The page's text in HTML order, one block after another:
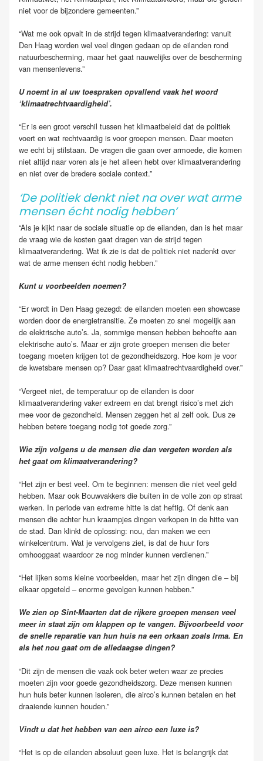
niet voor de bijzondere gemeenten.”
“Wat me ook opvalt in de strijd tegen klimaatverandering: vanuit
Den Haag worden wel veel dingen gedaan op de eilanden rond
natuurbescherming, maar het gaat nauwelijks over de bescherming
van mensenlevens.”
U noemt in al uw toespraken opvallend vaak het woord
‘klimaatrechtvaardigheid’.
“Er is een groot verschil tussen het klimaatbeleid dat de politiek
voert en wat rechtvaardig is voor groepen mensen. Daar moeten
we echt bij stilstaan. De vragen die gaan over armoede, die komen
niet altijd naar voren als je het alleen hebt over klimaatverandering
en niet over de bredere sociale context.”
‘De politiek denkt niet na over wat arme
mensen écht nodig hebben’
“Als je kijkt naar de sociale situatie op de eilanden, dan is het maar
de vraag wie de kosten gaat dragen van de strijd tegen
klimaatverandering. Wat ik zie is dat de politiek niet nadenkt over
wat de arme mensen écht nodig hebben.”
Kunt u voorbeelden noemen?
“Er wordt in Den Haag gezegd: de eilanden moeten een showcase
worden door de energietransitie. Ze moeten zo snel mogelijk aan
de elektrische auto’s. Ja, sommige mensen hebben behoefte aan
elektrische auto’s. Maar er zijn grote groepen mensen die beter
toegang moeten krijgen tot de gezondheidszorg. Hoe kom je voor
de kwetsbare mensen op? Daar gaat klimaatrechtvaardigheid over.”
“Vergeet niet, de temperatuur op de eilanden is door
klimaatverandering vaker extreem en dat brengt risico’s met zich
mee voor de gezondheid. Mensen zeggen het al zelf ook. Dus ze
hebben betere toegang nodig tot goede zorg.”
Wie zijn volgens u de mensen die dan vergeten worden als
het gaat om klimaatverandering?
“Het zijn er best veel. Om te beginnen: mensen die niet veel geld
hebben. Maar ook Bouwvakkers die buiten in de volle zon op straat
werken. In periode van extreme hitte is dat heftig. Of denk aan
mensen die achter hun kraampjes dingen verkopen in de hitte van
de stad. Dan klinkt de oplossing: nou, dan maken we een
winkelcentrum. Wat je vervolgens ziet, is dat de huur fors
omhooggaat waardoor ze nog minder kunnen verdienen.”
“Het lijken soms kleine voorbeelden, maar het zijn dingen die – bij
elkaar opgeteld – enorme gevolgen kunnen hebben.”
We zien op Sint-Maarten dat de rijkere groepen mensen veel
meer in staat zijn om klappen op te vangen. Bijvoorbeeld voor
de snelle reparatie van hun huis na een orkaan zoals Irma. En
als het nou gaat om de alledaagse dingen?
“Dit zijn de mensen die vaak ook beter weten waar ze precies
moeten zijn voor goede gezondheidszorg. Deze mensen kunnen
hun huis beter kunnen isoleren, die airco’s kunnen betalen en het
draaiende kunnen houden.”
Vindt u dat het hebben van een airco een luxe is?
“Het is op de eilanden absoluut geen luxe. Het is belangrijk dat